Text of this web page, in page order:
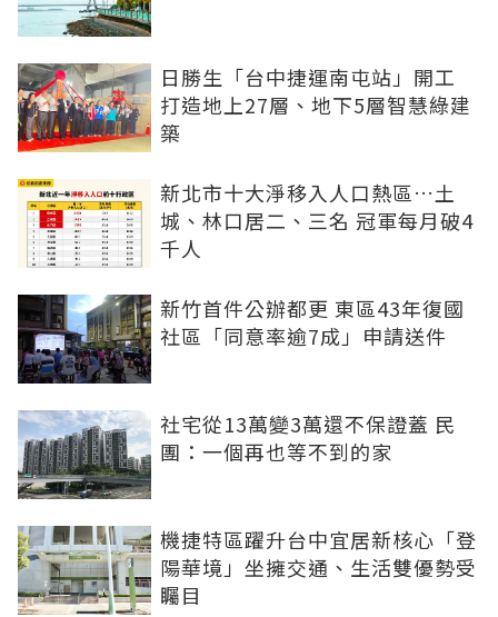
日勝生「台中捷運南屯站」開工
打造地上27層、地下5層智慧綠建
築
新北市十大淨移入人口熱區…土
城、林口居二、三名 冠軍每月破4
千人
新竹首件公辦都更 東區43年復國
社區「同意率逾7成」申請送件
社宅從13萬變3萬還不保證蓋 民
團：一個再也等不到的家
機捷特區躍升台中宜居新核心「登
陽華境」坐擁交通、生活雙優勢受
矚目